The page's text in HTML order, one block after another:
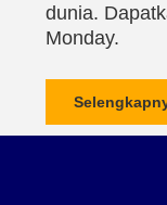
dunia.
Monday.